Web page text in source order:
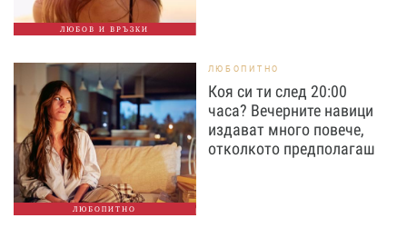
ЛЮБОВ И ВРЪЗКИ
ЛЮБОПИТНО
ЛЮБОПИТНО
Коя си ти след 20:00
часа? Вечерните навици
издават много повече,
отколкото предполагаш